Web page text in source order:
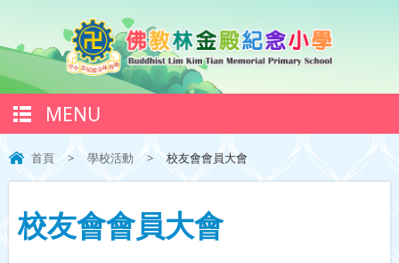
MENU
首頁 > 學校活動 > 校友會會員大會
校友會會員大會